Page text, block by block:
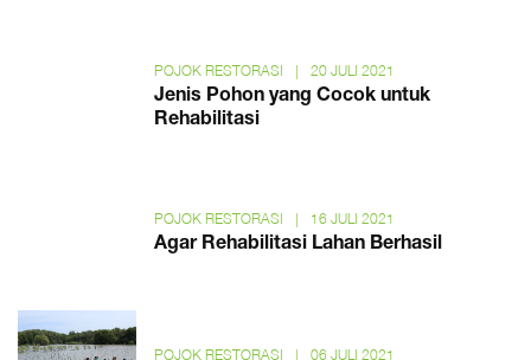
POJOK RESTORASI | 20 JULI 2021
Jenis Pohon yang Cocok untuk
Rehabilitasi
POJOK RESTORASI | 16 JULI 2021
Agar Rehabilitasi Lahan Berhasil
POJOK RESTORASI | 06 JULI 2021